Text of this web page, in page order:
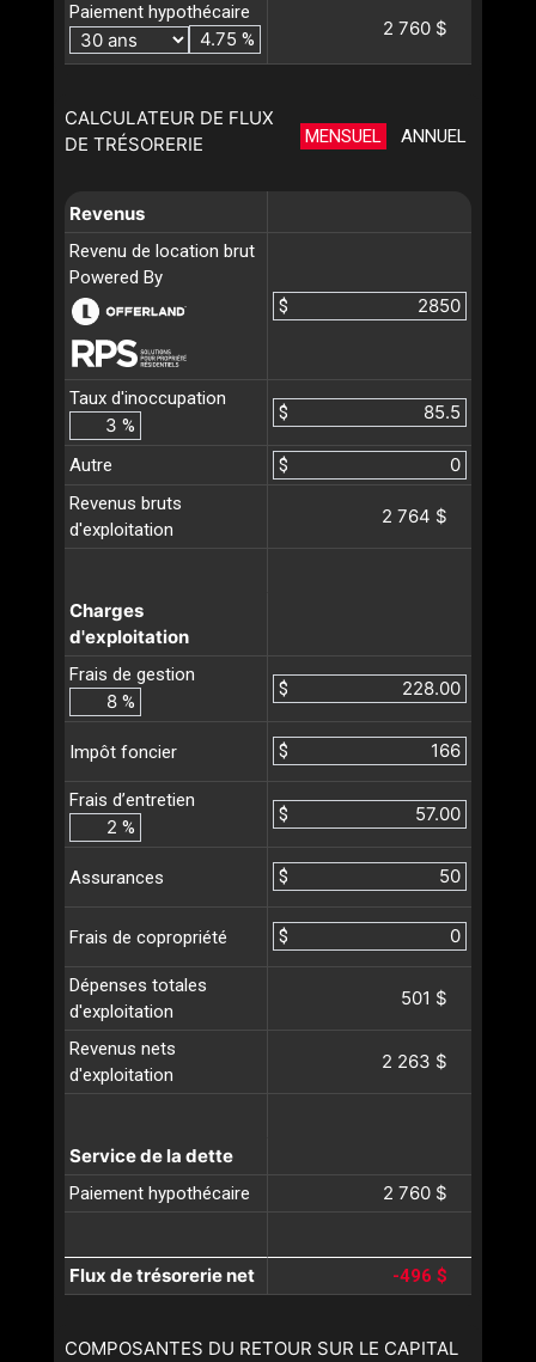
Paiement hypothécaire
%
2 760 $
CALCULATEUR DE FLUX
DE TRÉSORERIE
MENSUEL ANNUEL
Revenus
Revenu de location brut
Powered By
$
Taux d'inoccupation
%
$
Autre
$
Revenus bruts
d'exploitation
2 764 $
Charges
d'exploitation
Frais de gestion
%
$
Impôt foncier $
Frais d’entretien
%
$
Assurances $
Frais de copropriété $
Dépenses totales
d'exploitation
501 $
Revenus nets
d'exploitation
2 263 $
Service de la dette
Paiement hypothécaire 2 760 $
Flux de trésorerie net -496 $
COMPOSANTES DU RETOUR SUR LE CAPITAL